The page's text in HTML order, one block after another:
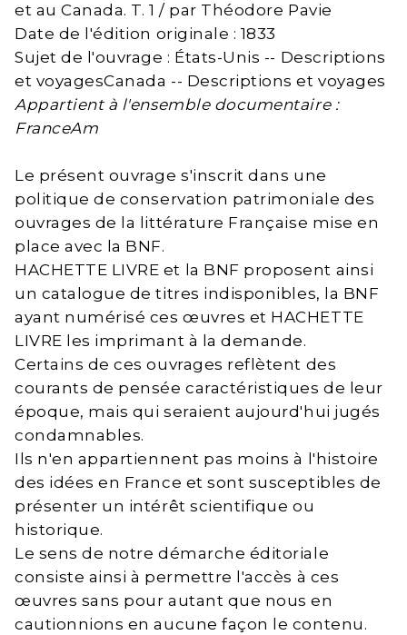
et au Canada. T. 1 / par Théodore Pavie
Date de l'édition originale : 1833
Sujet de l'ouvrage : États-Unis -- Descriptions
et voyagesCanada -- Descriptions et voyages
Appartient à l'ensemble documentaire :
FranceAm
Le présent ouvrage s'inscrit dans une
politique de conservation patrimoniale des
ouvrages de la littérature Française mise en
place avec la BNF.
HACHETTE LIVRE et la BNF proposent ainsi
un catalogue de titres indisponibles, la BNF
ayant numérisé ces œuvres et HACHETTE
LIVRE les imprimant à la demande.
Certains de ces ouvrages reflètent des
courants de pensée caractéristiques de leur
époque, mais qui seraient aujourd'hui jugés
condamnables.
Ils n'en appartiennent pas moins à l'histoire
des idées en France et sont susceptibles de
présenter un intérêt scientifique ou
historique.
Le sens de notre démarche éditoriale
consiste ainsi à permettre l'accès à ces
œuvres sans pour autant que nous en
cautionnions en aucune façon le contenu.